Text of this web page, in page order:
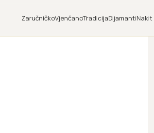
ZaručničkoVjenčanoTradicijaDijamantiNakit